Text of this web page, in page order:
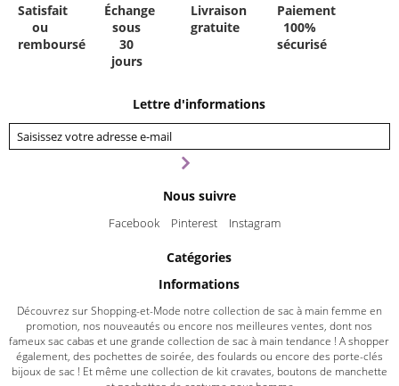
Satisfait
ou
remboursé
Échange
sous
30
jours
Livraison
gratuite
Paiement
100%
sécurisé
Lettre d'informations
Nous suivre
Facebook Pinterest Instagram
Catégories
Informations
Découvrez sur Shopping-et-Mode notre collection de sac à main femme en
promotion, nos nouveautés ou encore nos meilleures ventes, dont nos
fameux sac cabas et une grande collection de sac à main tendance ! A shopper
également, des pochettes de soirée, des foulards ou encore des porte-clés
bijoux de sac ! Et même une collection de kit cravates, boutons de manchette